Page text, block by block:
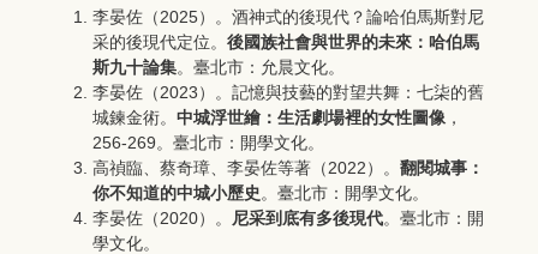
李晏佐（2025）。酒神式的後現代？論哈伯馬斯對尼
采的後現代定位。 後國族社會與世界的未來：哈伯馬
斯九十論集。臺北市：允晨文化。
李晏佐（2023）。記憶與技藝的對望共舞：七柒的舊
城鍊金術。 中城浮世繪：生活劇場裡的女性圖像 ，
256-269。臺北市：開學文化。
高禎臨、蔡奇璋、李晏佐等著（2022）。 翻閱城事：
你不知道的中城小歷史。臺北市：開學文化。
李晏佐（2020）。
尼采到底有多後現代。臺北市：開
學文化。